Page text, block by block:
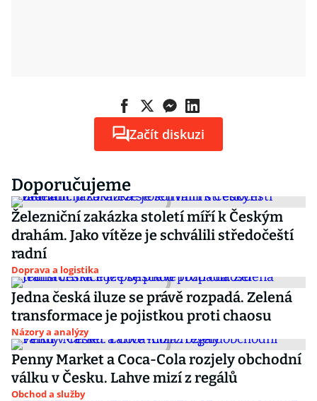
Začít diskuzi
Doporučujeme
Železniční zakázka století míří k Českým
drahám. Jako vítěze je schválili středočeští
radní
Doprava a logistika
Jedna česká iluze se právě rozpadá. Zelená
transformace je pojistkou proti chaosu
Názory a analýzy
Penny Market a Coca-Cola rozjely obchodní
válku v Česku. Lahve mizí z regálů
Obchod a služby